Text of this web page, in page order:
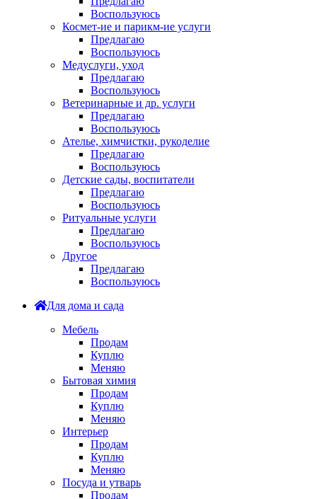
Воспользуюсь
Космет-ие и парикм-ие услуги
Предлагаю
Воспользуюсь
Медуслуги, уход
Предлагаю
Воспользуюсь
Ветеринарные и др. услуги
Предлагаю
Воспользуюсь
Ателье, химчистки, рукоделие
Предлагаю
Воспользуюсь
Детские сады, воспитатели
Предлагаю
Воспользуюсь
Ритуальные услуги
Предлагаю
Воспользуюсь
Другое
Предлагаю
Воспользуюсь
Для дома и сада
Мебель
Продам
Куплю
Меняю
Бытовая химия
Продам
Куплю
Меняю
Интерьер
Продам
Куплю
Меняю
Посуда и утварь
Продам